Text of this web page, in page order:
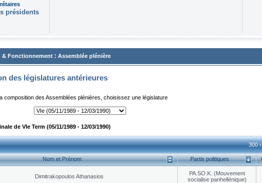
présidents
& Fonctionnement : Assemblée plénière
des législatures antérieures
composition des Assemblées plénières, choisissez une législature
de VIe Term (05/11/1989 - 12/03/1990)
300
Nom et Prénom Partis politiques
Dimitrakopoulos Athanasios
PA.SO.K. (Mouvement
socialise panhellénique)